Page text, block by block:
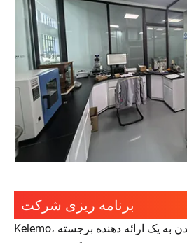
برنامه ریزی شرکت
Kelemo، با چشم انداز "تبدیل شدن به یک ارائه دهنده برجسته